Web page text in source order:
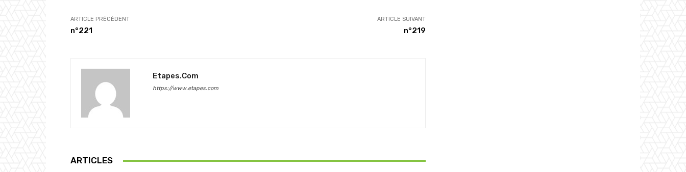
ARTICLE PRÉCÉDENT
n°221
ARTICLE SUIVANT
n°219
Etapes.com
https://www.etapes.com
ARTICLES